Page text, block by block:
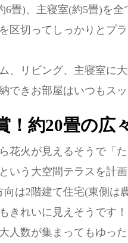
6畳)、主寝室(約5畳)を
区切ってしっかりとプ
、リビング、主寝室に
できお部屋はいつもス
！約20畳の広
花火が見えるそうで「
いう大空間テラスを計
向は2階建て住宅(東側は
きれいに見えそうです
人数が集まってもゆっ